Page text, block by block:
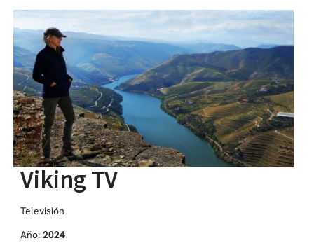
Viking TV
Televisión
Año: 2024